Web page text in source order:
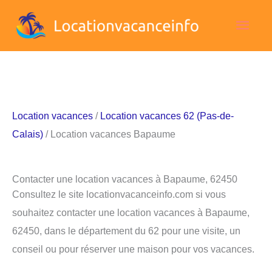
Location vacances / Location vacances 62 (Pas-de-
Calais) / Location vacances Bapaume
Contacter une location vacances à Bapaume, 62450
Consultez le site locationvacanceinfo.com si vous
souhaitez contacter une location vacances à Bapaume,
62450, dans le département du 62 pour une visite, un
conseil ou pour réserver une maison pour vos vacances.